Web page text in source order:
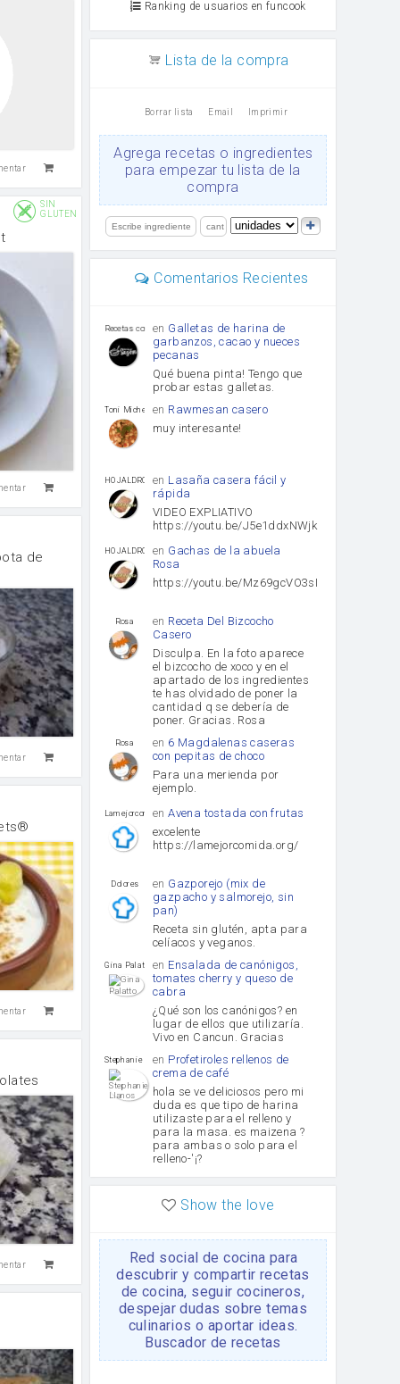
SIN
GLUTEN
de
Ranking de usuarios en funcook
Lista de la compra
Borrar lista Email Imprimir
Agrega recetas o ingredientes
para empezar tu lista de la
compra
Comentarios Recientes
Recetas con sazon
en Galletas de harina de
garbanzos, cacao y nueces
pecanas
Qué buena pinta! Tengo que
probar estas galletas.
Toni Michel Caubet
en Rawmesan casero
muy interesante!
HOJALDROSA TV
en Lasaña casera fácil y
rápida
VIDEO EXPLIATIVO
https://youtu.be/J5e1ddxNWjk
HOJALDROSA TV
en Gachas de la abuela
Rosa
https://youtu.be/Mz69gcVO3sI
Rosa en Receta Del Bizcocho
Casero
Disculpa. En la foto aparece
el bizcocho de xoco y en el
apartado de los ingredientes
te has olvidado de poner la
cantidad q se debería de
poner. Gracias. Rosa
Rosa en 6 Magdalenas caseras
con pepitas de choco
Para una merienda por
ejemplo.
lamejorcomida
enAvena tostada con frutas
excelente
https://lamejorcomida.org/
Dolores en Gazporejo (mix de
gazpacho y salmorejo, sin
pan)
Receta sin glutén, apta para
celíacos y veganos.
Gina Palatto en Ensalada de canónigos,
tomates cherry y queso de
cabra
¿Qué son los canónigos? en
lugar de ellos que utilizaría.
Vivo en Cancun. Gracias
Stephanie Llanos
en Profetiroles rellenos de
crema de café
hola se ve deliciosos pero mi
duda es que tipo de harina
utilizaste para el relleno y
para la masa. es maizena ?
para ambas o solo para el
relleno-'¡?
Show the love
Red social de cocina para
descubrir y compartir recetas
de cocina, seguir cocineros,
despejar dudas sobre temas
culinarios o aportar ideas.
Buscador de recetas